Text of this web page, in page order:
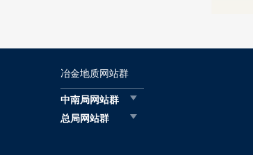
冶金地质网站群
中南局网站群
总局网站群